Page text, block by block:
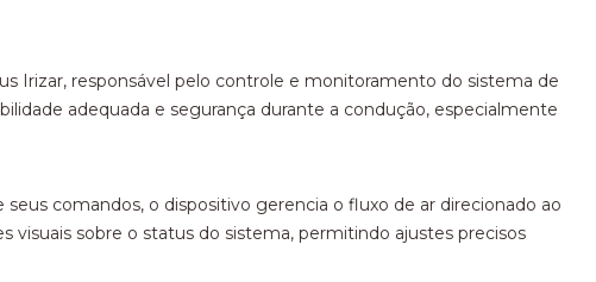
Irizar, responsável pelo controle e monitoramento do sistema de
adequada e segurança durante a condução, especialmente
comandos, o dispositivo gerencia o fluxo de ar direcionado ao
visuais sobre o status do sistema, permitindo ajustes precisos